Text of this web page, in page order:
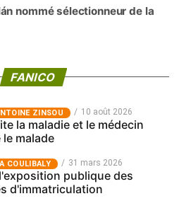
nommé sélectionneur de la
FANICO
ZINSOU 10 août 2026
la maladie et le médecin
malade
COULIBALY 31 mars 2026
publique des
d'immatriculation